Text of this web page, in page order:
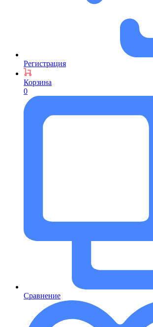
Регистрация
Корзина
0
Сравнение